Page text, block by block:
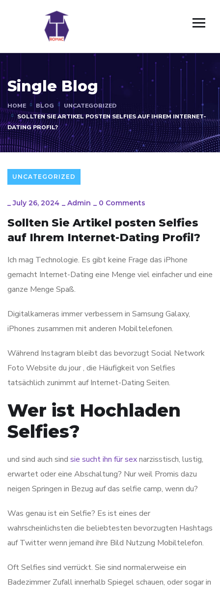
Single Blog
HOME BLOG
UNCATEGORIZED
SOLLTEN SIE ARTIKEL POSTEN SELFIES AUF IHREM INTERNET-
DATING PROFIL?
UNCATEGORIZED
_July 26, 2024 _ Admin _ 0 Comments
Sollten Sie Artikel posten Selfies
auf Ihrem Internet-Dating Profil?
Ich mag Technologie. Es gibt keine Frage das iPhone
gemacht Internet-Dating eine Menge viel einfacher und eine
ganze Menge Spaß.
Digitalkameras immer verbessern in Samsung Galaxy,
iPhones zusammen mit anderen Mobiltelefonen.
Während Instagram bleibt das bevorzugt Social Network
Foto Website du jour , die Häufigkeit von Selfies
tatsächlich zunimmt auf Internet-Dating Seiten.
Wer ist Hochladen
Selfies?
und sind auch sind sie sucht ihn für sexnarzisstisch, lustig,
erwartet oder eine Abschaltung? Nur weil Promis dazu
neigen Springen in Bezug auf das selfie camp, wenn du?
Was genau ist ein Selfie? Es ist eines der
wahrscheinlichsten die beliebtesten bevorzugten Hashtags
auf Twitter wenn jemand ihre Bild Nutzung Mobiltelefon.
Oft Selfies sind verrückt. Sie sind normalerweise ein
Badezimmer Zufall innerhalb Spiegel schauen, oder sogar in